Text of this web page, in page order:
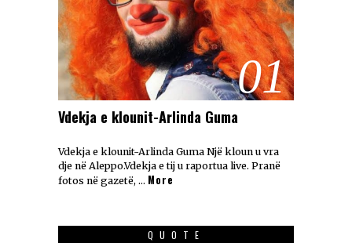
01
Vdekja e klounit-Arlinda Guma
Vdekja e klounit-Arlinda Guma Një kloun u vra
dje në Aleppo.Vdekja e tij u raportua live. Pranë
fotos në gazetë, … More
QUOTE